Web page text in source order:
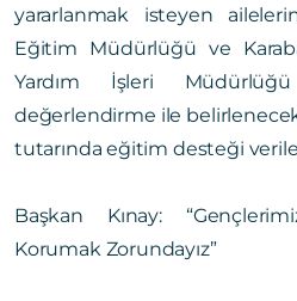
yararlanmak isteyen
Eğitim Müdürlüğü ve
Yardım İşleri Müdürlüğü
değerlendirme ile
tutarında eğitim desteği
Başkan Kınay:
Korumak Zorundayız”